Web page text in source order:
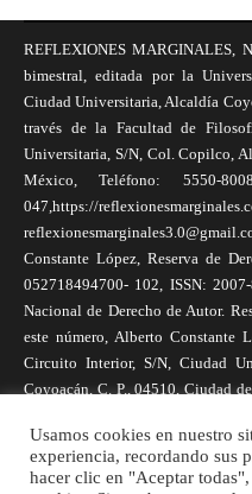
REFLEXIONES MARGINALES,
bimestral, editada por la
Ciudad Universitaria, Alcaldía
través de la Facultad de
Universitaria, S/N, Col. Copilco,
México, Teléfono: 5550-
047,https://
Constante López, Reserva de
052718494700- 102, ISSN:
Nacional de Derecho de Autor.
este número, Alberto Constante
Circuito Interior, S/N, Ciudad
Coyoacán, C. P., 04510, Ciudad
necesariamente reflejan la
Autónoma de México. Los
Usamos cookies en nuestro
experiencia, recordando sus
hacer clic en "Aceptar